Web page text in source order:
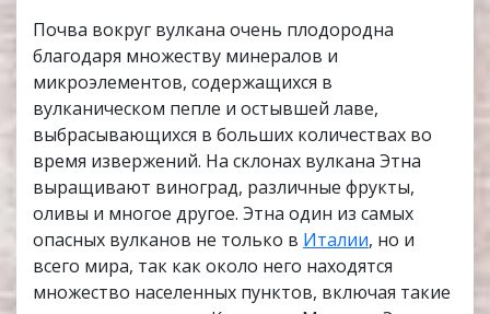
Почва вокруг вулкана очень плодородна
благодаря множеству минералов и
микроэлементов, содержащихся в
вулканическом пепле и остывшей лаве,
выбрасывающихся в больших количествах во
время извержений. На склонах вулкана Этна
выращивают виноград, различные фрукты,
оливы и многое другое. Этна один из самых
опасных вулканов не только в Италии, но и
всего мира, так как около него находятся
множество населенных пунктов, включая такие